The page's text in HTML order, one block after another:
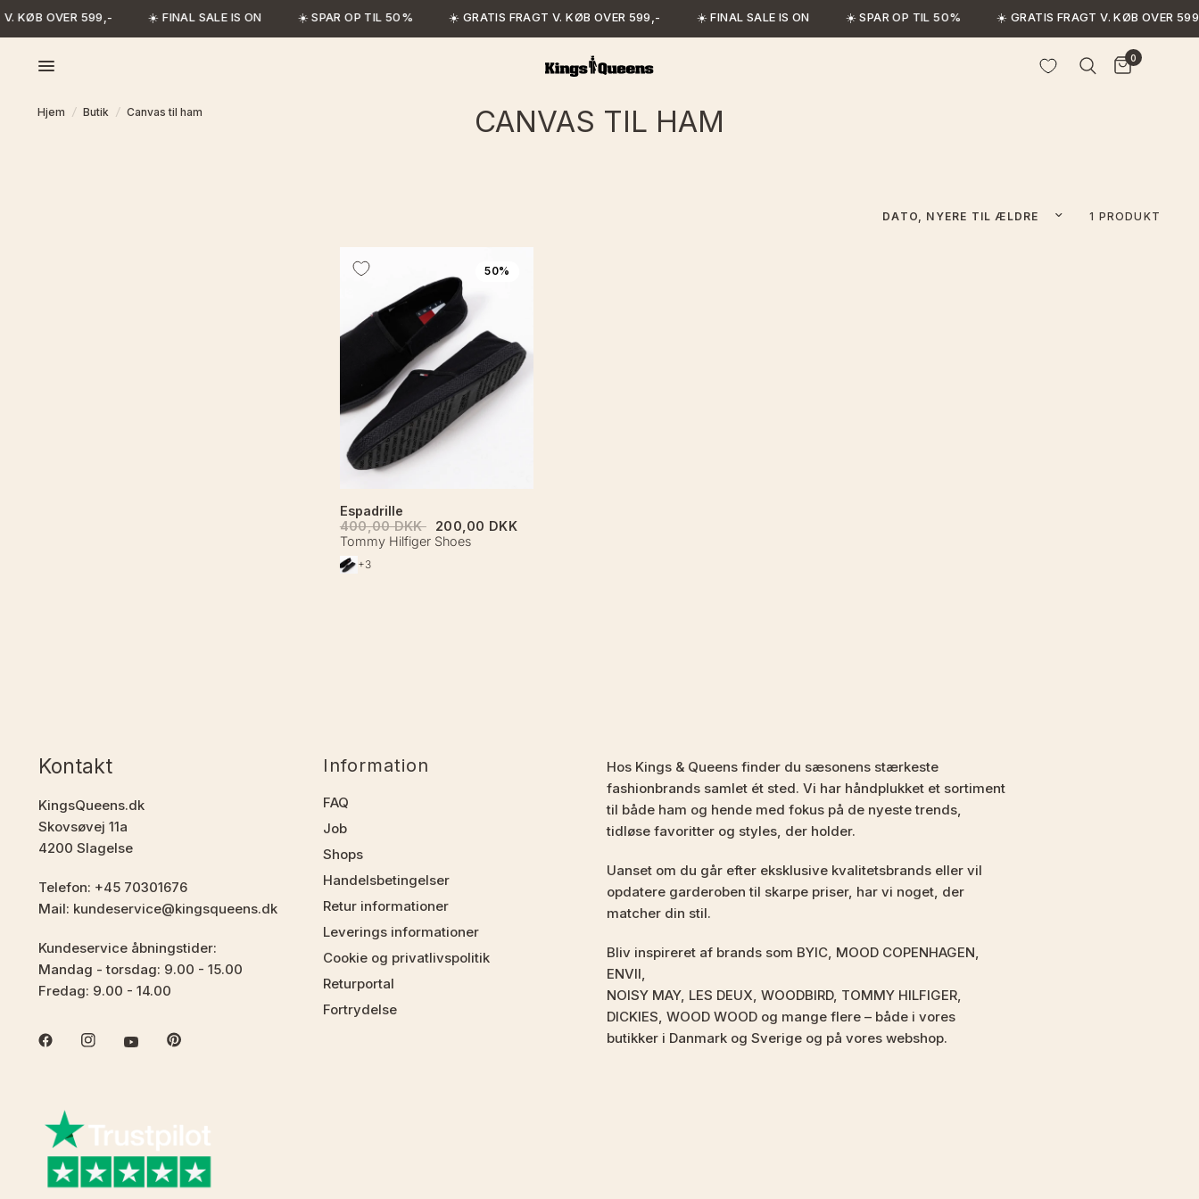
KØB OVER 599,- ☀️ FINAL SALE IS ON ☀️ SPAR OP TIL 50% ☀️ GRATIS FRAGT V. KØB OVER 599,- ☀️ FINAL SALE IS ON ☀️ SPAR OP TIL 50% ☀️ GRATIS FRAGT V. KØB OVER
0
Hjem / Butik / Canvas til ham CANVAS TIL HAM
Sorter efter 1 PRODUKT
50%
Espadrille
400,00 DKK
200,00 DKK
Tommy Hilfiger Shoes
+3
Kontakt
KingsQueens.dk
Skovsøvej 11a
4200 Slagelse
Telefon: +45 70301676
Mail: kundeservice@kingsqueens.dk
Kundeservice åbningstider:
Mandag - torsdag: 9.00 - 15.00
Fredag: 9.00 - 14.00
Information
FAQ
Job
Shops
Handelsbetingelser
Retur informationer
Leverings informationer
Cookie og privatlivspolitik
Returportal
Fortrydelse
Hos Kings & Queens finder du sæsonens stærkeste
fashionbrands samlet ét sted. Vi har håndplukket et sortiment
til både ham og hende med fokus på de nyeste trends,
tidløse favoritter og styles, der holder.
Uanset om du går efter eksklusive kvalitetsbrands eller vil
opdatere garderoben til skarpe priser, har vi noget, der
matcher din stil.
Bliv inspireret af brands som BYIC, MOOD COPENHAGEN,
ENVII,
NOISY MAY, LES DEUX, WOODBIRD, TOMMY HILFIGER,
DICKIES, WOOD WOOD og mange flere – både i vores
butikker i Danmark og Sverige og på vores webshop.